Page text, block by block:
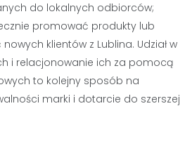
do lokalnych odbiorców;
promować produkty lub
klientów z Lublina. Udział w
i relacjonowanie ich za pomocą
to kolejny sposób na
marki i dotarcie do szerszej